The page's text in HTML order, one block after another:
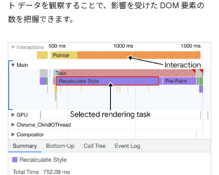
ト データを観察することで、影響を受けた DOM 要素の
数を把握できます。